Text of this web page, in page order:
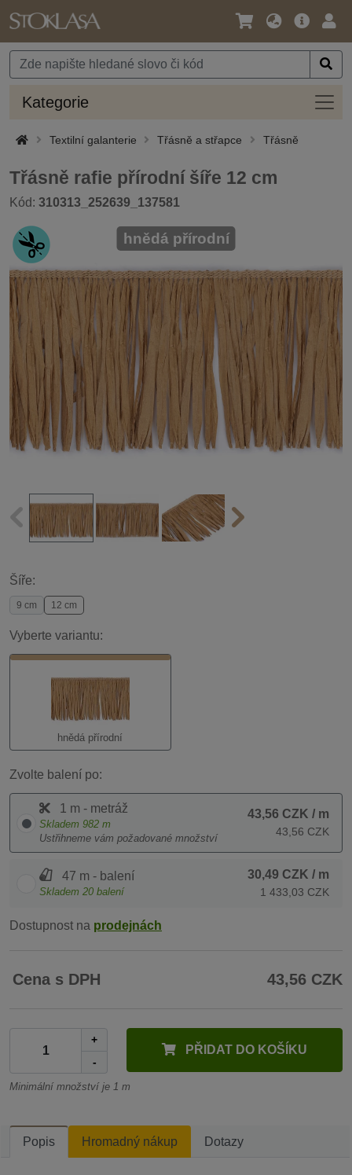
Jazyk
Měna
Hlavní
Kategorie
Textilní galanterie Třásně a střapce Třásně
Třásně rafie přírodní šíře 12 cm
Kód: 310313_252639_137581
hnědá přírodní
Šíře:
9 cm 12 cm
Vyberte variantu:
hnědá přírodní
Zvolte balení po:
1 m - metráž
Skladem 982 m
Ustřihneme vám požadované množství
43,56 CZK / m
43,56 CZK
47 m - balení
Skladem 20 balení
30,49 CZK / m
1 433,03 CZK
Dostupnost na prodejnách
Cena s DPH 43,56 CZK
+
-
PŘIDAT DO KOŠÍKU
Minimální množství je 1 m
Popis Hromadný nákup Dotazy